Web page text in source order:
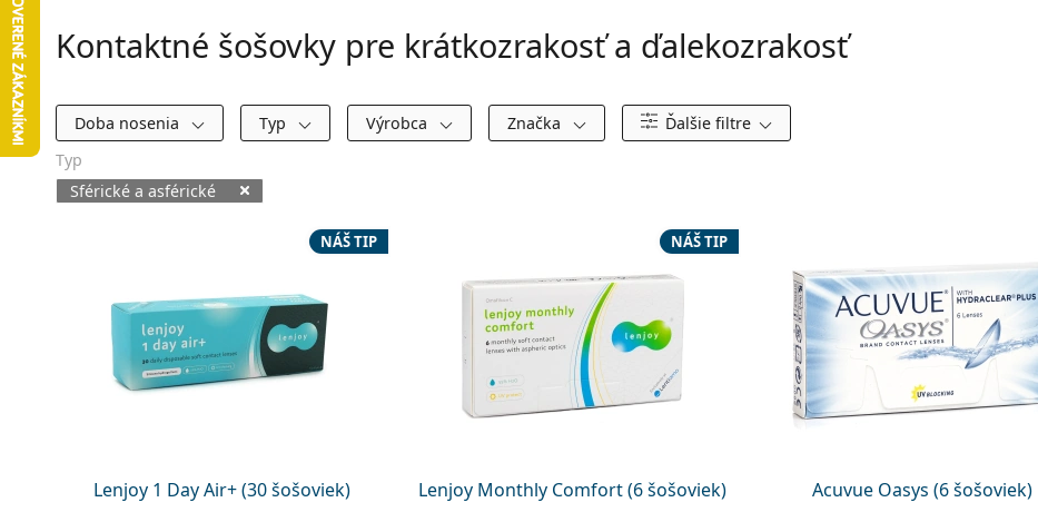
Kontaktné šošovky pre krátkozrakosť a ďalekozrakosť
Filtre
Doba nosenia Typ Výrobca Značka Ďalšie filtre
Typ
Sférické a asférické
Dostupné produkty
Lenjoy 1 Day Air+ (30 šošoviek)
NÁŠ TIP
Lenjoy Monthly Comfort (6 šošoviek)
NÁŠ TIP
Acuvue Oasys (6 šošoviek)